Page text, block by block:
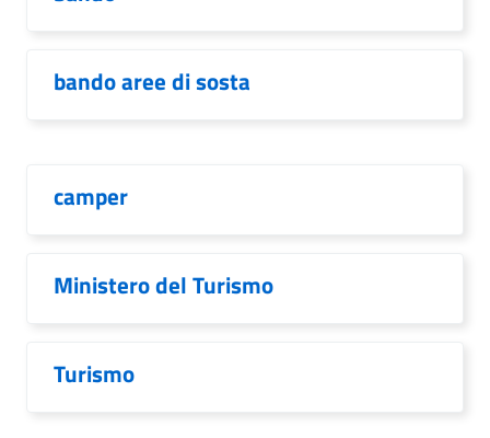
bando aree di sosta
camper
Ministero del Turismo
Turismo